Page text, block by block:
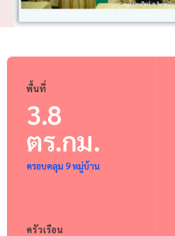
พื้นที่
3.8
ตร.กม.
ครอบคลุม 9 หมู่บ้าน
ครัวเรือน